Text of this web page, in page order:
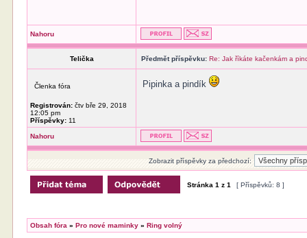
Nahoru
Telička Předmět příspěvku: Re: Jak říkáte kačenkám a
Členka fóra
Registrován: čtv bře 29, 2018
12:05 pm
Příspěvky: 11
Pipinka a pindík
Nahoru
Zobrazit příspěvky za předchozí:
Stránka1 z1 [ Příspěvků: 8 ]
Obsah fóra »Pro nové maminky »Ring volný